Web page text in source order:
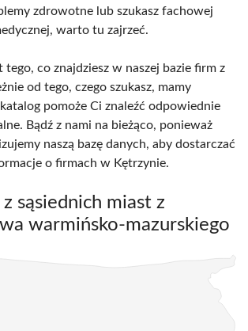
zdrowotne lub szukasz fachowej
warto tu zajrzeć.
co znajdziesz w naszej bazie firm z
od tego, czego szukasz, mamy
pomoże Ci znaleźć odpowiednie
Bądź z nami na bieżąco, ponieważ
naszą bazę danych, aby dostarczać
o firmach w Kętrzynie.
sąsiednich miast z
warmińsko-mazurskiego